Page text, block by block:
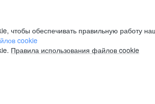
чтобы обеспечивать правильную работу
cookie
Правила использования файлов cookie